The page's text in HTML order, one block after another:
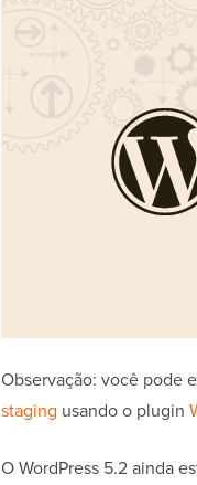
Observação: você pode
staging usando o plugin
O WordPress 5.2 ainda